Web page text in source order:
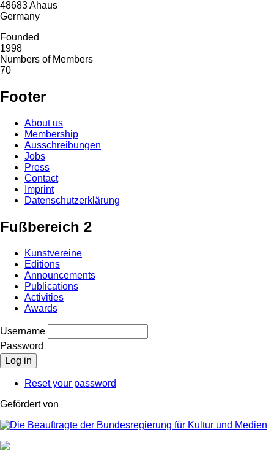
48683Ahaus
Germany
Founded
1998
Numbers of Members
70
Footer
About us
Membership
Ausschreibungen
Jobs
Press
Contact
Imprint
Datenschutzerklärung
Fußbereich 2
Kunstvereine
Editions
Announcements
Publications
Activities
Awards
Username
Password
Reset your password
Gefördert von